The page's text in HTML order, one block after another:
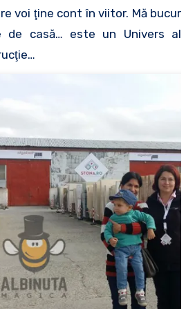
voi ţine cont în viitor. Mă bucur
de casă… este un Univers al